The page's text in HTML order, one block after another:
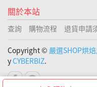
關於本站
查詢 購物流程 退貨申請
Copyright © 嚴選SHOP烘
yCYBERBIZ.